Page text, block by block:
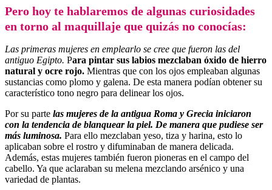
Pero hoy te hablaremos de algunas curiosidades
en torno al maquillaje que quizás no conocías:
Las primeras mujeres en emplearlo se cree que fueron las del
antiguo Egipto. Para pintar sus labios mezclaban óxido de hierro
natural y ocre rojo. Mientras que con los ojos empleaban algunas
sustancias como plomo y galena. De esta manera podían obtener su
característico tono negro para delinear los ojos.
Por su parte las mujeres de la antigua Roma y Grecia iniciaron
con la tendencia de blanquear la piel. De manera que pudiese ser
más luminosa. Para ello mezclaban yeso, tiza y harina, esto lo
aplicaban sobre el rostro y difuminaban de manera delicada.
Además, estas mujeres también fueron pioneras en el campo del
cabello. Ya que aclaraban su melena mezclando arsénico y una
variedad de plantas.